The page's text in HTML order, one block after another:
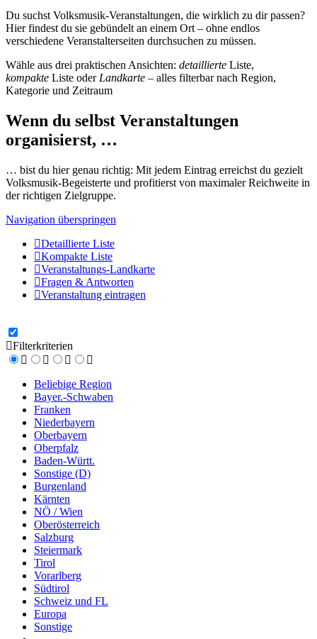
Du suchst Volksmusik-Veranstaltungen, die wirklich zu dir passen?
Hier findest du sie gebündelt an einem Ort – ohne endlos
verschiedene Veranstalterseiten durchsuchen zu müssen.
Wähle aus drei praktischen Ansichten: detaillierte Liste,
kompakte Liste oder Landkarte – alles filterbar nach Region,
Kategorie und Zeitraum
Wenn du selbst Veranstaltungen
organisierst, …
… bist du hier genau richtig: Mit jedem Eintrag erreichst du gezielt
Volksmusik-Begeisterte und profitierst von maximaler Reichweite in
der richtigen Zielgruppe.
Navigation überspringen
Detaillierte Liste
Kompakte Liste
Veranstaltungs-Landkarte
Fragen & Antworten
Veranstaltung eintragen
Filterkriterien
Beliebige Region
Bayer.-Schwaben
Franken
Niederbayern
Oberbayern
Oberpfalz
Baden-Württ.
Sonstige (D)
Burgenland
Kärnten
NÖ / Wien
Oberösterreich
Salzburg
Steiermark
Tirol
Vorarlberg
Südtirol
Schweiz und FL
Europa
Sonstige